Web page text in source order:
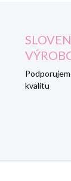
kvalitu